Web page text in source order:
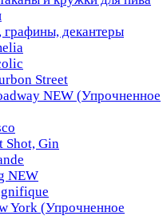
декантеры
Street
NEW (Упрочненное
Shot, Gin
NEW
York (Упрочненное